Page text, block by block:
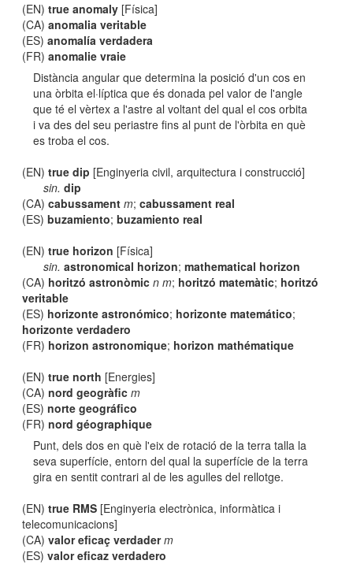
(EN)true anomaly [Física]
(CA)anomalia veritable
(ES)anomalía verdadera
(FR)anomalie vraie
Distància angular que determina la posició d'un cos en
una òrbita el·líptica que és donada pel valor de l'angle
que té el vèrtex a l'astre al voltant del qual el cos orbita
i va des del seu periastre fins al punt de l'òrbita en què
es troba el cos.
(EN)true dip [Enginyeria civil, arquitectura i construcció]
sin. dip
(CA)cabussament m;cabussament real
(ES)buzamiento;buzamiento real
(EN)true horizon [Física]
sin. astronomical horizon; mathematical horizon
(CA) horitzó astronòmic n m; horitzó matemàtic; horitzó
veritable
(ES) horizonte astronómico; horizonte matemático;
horizonte verdadero
(FR) horizon astronomique; horizon mathématique
(EN)true north [Energies]
(CA)nord geogràfic m
(ES)norte geográfico
(FR)nord géographique
Punt, dels dos en què l'eix de rotació de la terra talla la
seva superfície, entorn del qual la superfície de la terra
gira en sentit contrari al de les agulles del rellotge.
(EN)true RMS [Enginyeria electrònica, informàtica i
telecomunicacions]
(CA)valor eficaç verdader m
(ES)valor eficaz verdadero